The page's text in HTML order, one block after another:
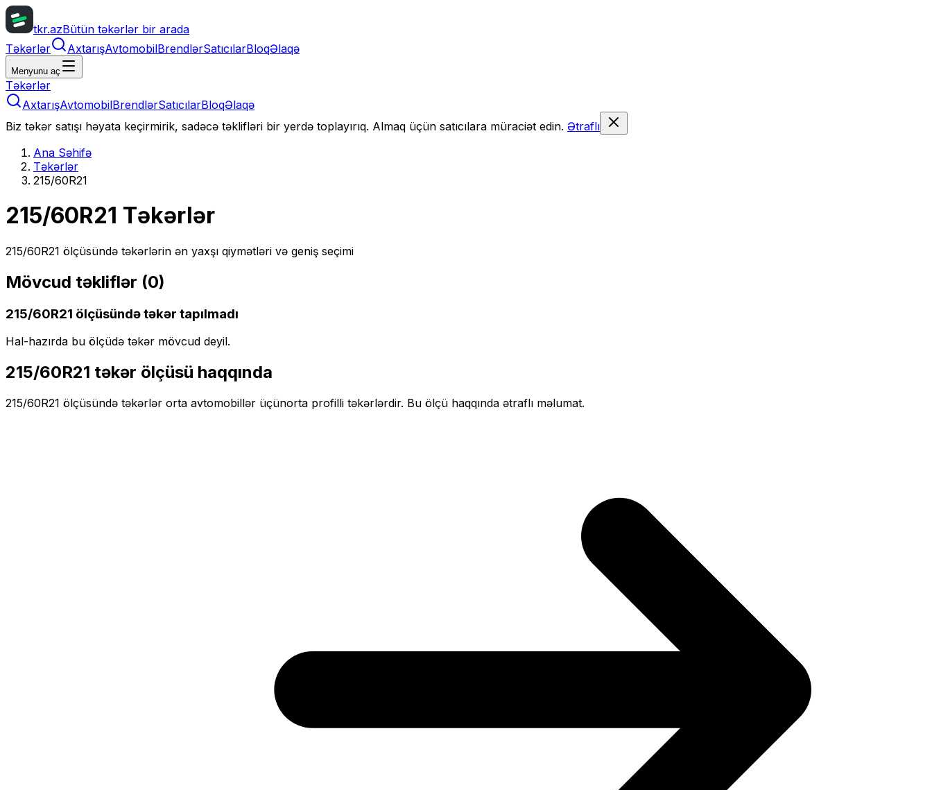
tkr.azBütün təkərlər bir arada
Təkərlər
AxtarışAvtomobilBrendlərSatıcılarBloqƏlaqə
Menyunu aç
Təkərlər
AxtarışAvtomobilBrendlərSatıcılarBloqƏlaqə
Biz təkər satışı həyata keçirmirik, sadəcə təklifləri bir yerdə toplayırıq. Almaq üçün satıcılara müraciət edin. Ətraflı
Ana Səhifə
Təkərlər
215/60R21
215/60R21 Təkərlər
215/60R21 ölçüsündə təkərlərin ən yaxşı qiymətləri və geniş seçimi
Mövcud təkliflər (0)
215/60R21 ölçüsündə təkər tapılmadı
Hal-hazırda bu ölçüdə təkər mövcud deyil.
215/60R21 təkər ölçüsü haqqında
215/60R21 ölçüsündə təkərlər orta avtomobillər üçünorta profilli təkərlərdir. Bu ölçü haqqında ətraflı məlumat.